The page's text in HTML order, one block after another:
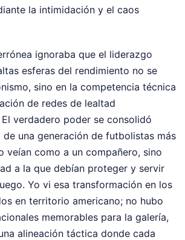
la intimidación y el caos
ignoraba que el liderazgo
esferas del rendimiento no se
sino en la competencia técnica
de redes de lealtad
verdadero poder se consolidó
una generación de futbolistas más
veían como a un compañero, sino
a la que debían proteger y servir
Yo vi esa transformación en los
en territorio americano; no hubo
memorables para la galería,
alineación táctica donde cada